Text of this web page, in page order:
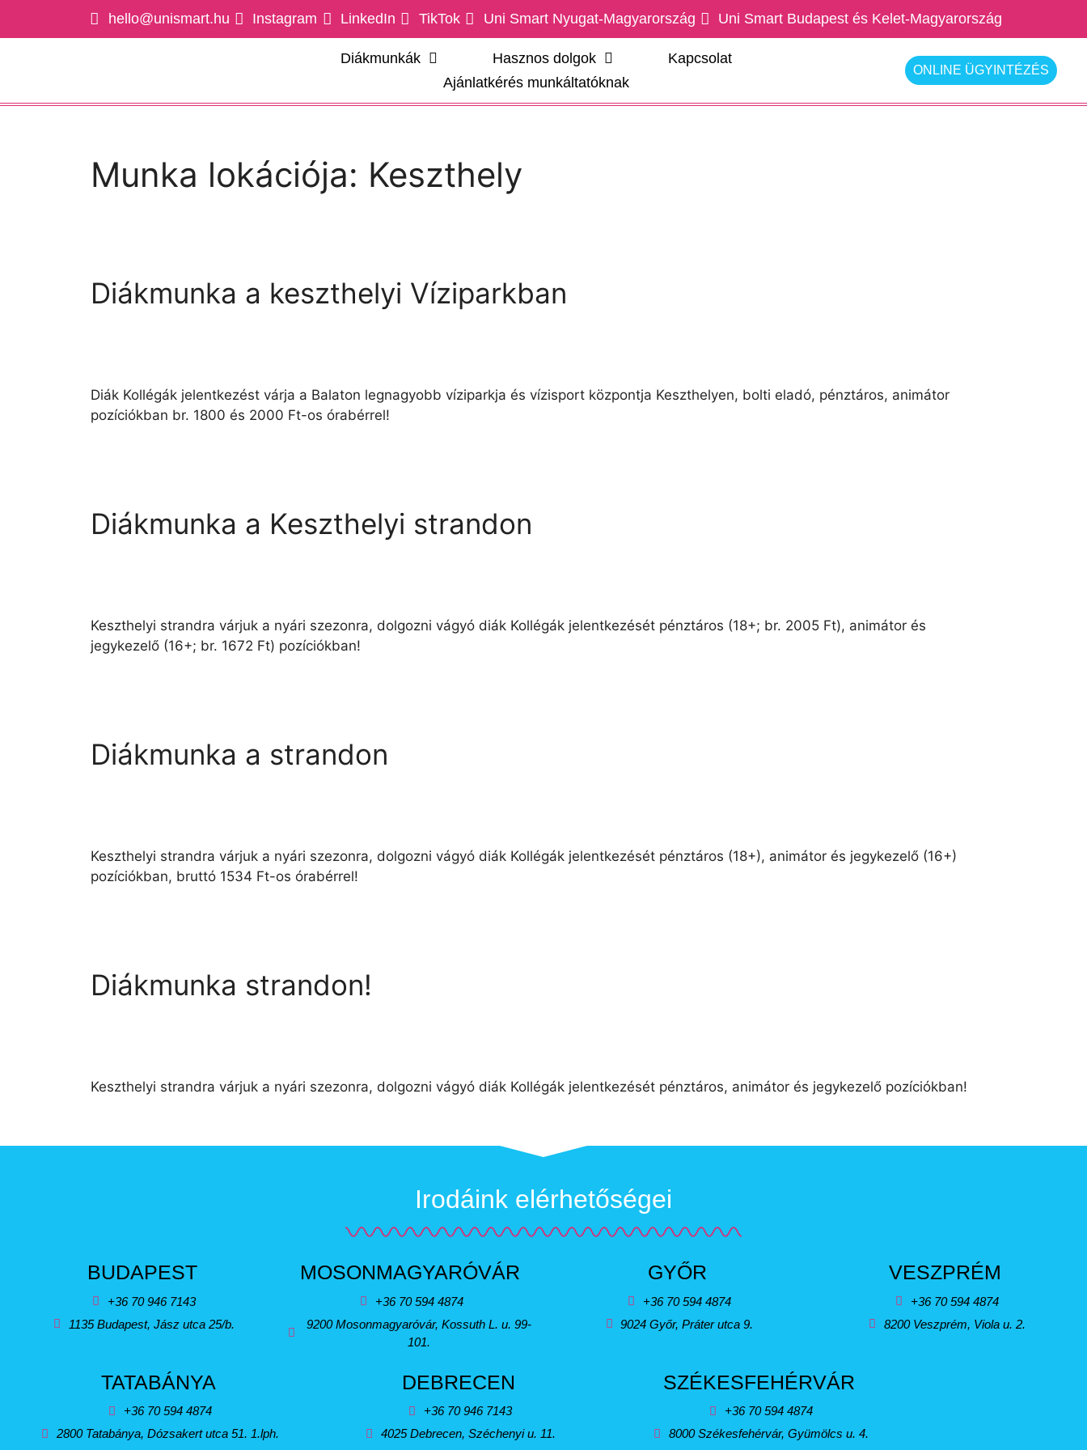
hello@unismart.hu Instagram LinkedIn TikTok Uni Smart Nyugat-Magyarország Uni Smart Budapest és Kelet-Magyarország
Diákmunkák Hasznos dolgok
Kapcsolat
Ajánlatkérés munkáltatóknak
ONLINE ÜGYINTÉZÉS
Munka lokációja: Keszthely
Diákmunka a keszthelyi Víziparkban
Diák Kollégák jelentkezést várja a Balaton legnagyobb víziparkja és vízisport központja Keszthelyen, bolti eladó, pénztáros, animátor
pozíciókban br. 1800 és 2000 Ft-os órabérrel!
Diákmunka a Keszthelyi strandon
Keszthelyi strandra várjuk a nyári szezonra, dolgozni vágyó diák Kollégák jelentkezését pénztáros (18+; br. 2005 Ft), animátor és
jegykezelő (16+; br. 1672 Ft) pozíciókban!
Diákmunka a strandon
Keszthelyi strandra várjuk a nyári szezonra, dolgozni vágyó diák Kollégák jelentkezését pénztáros (18+), animátor és jegykezelő (16+)
pozíciókban, bruttó 1534 Ft-os órabérrel!
Diákmunka strandon!
Keszthelyi strandra várjuk a nyári szezonra, dolgozni vágyó diák Kollégák jelentkezését pénztáros, animátor és jegykezelő pozíciókban!
Irodáink elérhetőségei
BUDAPEST
+36 70 946 7143
1135 Budapest, Jász utca 25/b.
MOSONMAGYARÓVÁR
+36 70 594 4874
9200 Mosonmagyaróvár, Kossuth L. u. 99-
101.
GYŐR
+36 70 594 4874
9024 Győr, Práter utca 9.
VESZPRÉM
+36 70 594 4874
8200 Veszprém, Viola u. 2.
TATABÁNYA
+36 70 594 4874
2800 Tatabánya, Dózsakert utca 51. 1.lph.
DEBRECEN
+36 70 946 7143
4025 Debrecen, Széchenyi u. 11.
SZÉKESFEHÉRVÁR
+36 70 594 4874
8000 Székesfehérvár, Gyümölcs u. 4.